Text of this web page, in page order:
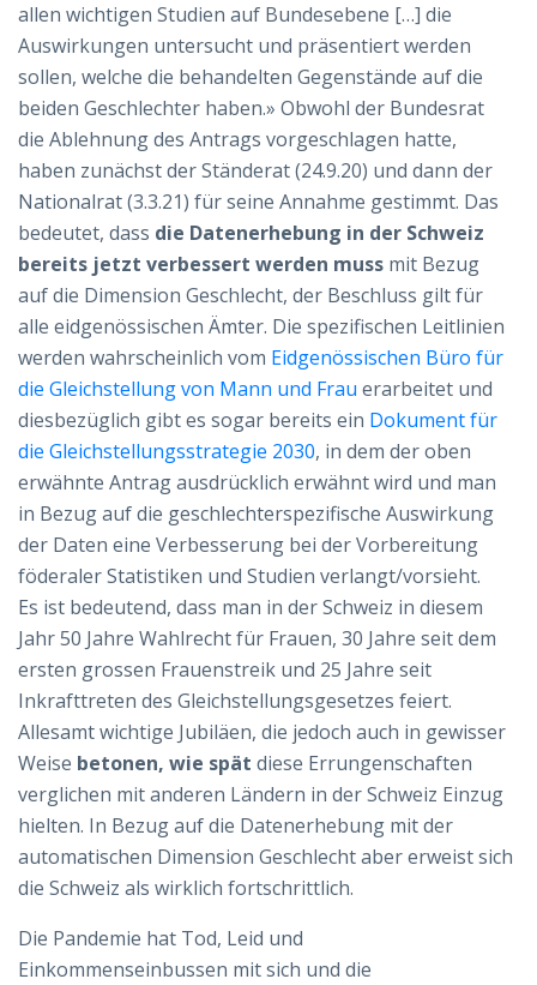
allen wichtigen Studien auf Bundesebene […] die
Auswirkungen untersucht und präsentiert werden
sollen, welche die behandelten Gegenstände auf die
beiden Geschlechter haben.» Obwohl der Bundesrat
die Ablehnung des Antrags vorgeschlagen hatte,
haben zunächst der Ständerat (24.9.20) und dann der
Nationalrat (3.3.21) für seine Annahme gestimmt. Das
bedeutet, dass die Datenerhebung in der Schweiz
bereits jetzt verbessert werden muss mit Bezug
auf die Dimension Geschlecht, der Beschluss gilt für
alle eidgenössischen Ämter. Die spezifischen Leitlinien
werden wahrscheinlich vom Eidgenössischen Büro für
die Gleichstellung von Mann und Frau erarbeitet und
diesbezüglich gibt es sogar bereits ein Dokument für
die Gleichstellungsstrategie 2030, in dem der oben
erwähnte Antrag ausdrücklich erwähnt wird und man
in Bezug auf die geschlechterspezifische Auswirkung
der Daten eine Verbesserung bei der Vorbereitung
föderaler Statistiken und Studien verlangt/vorsieht.
Es ist bedeutend, dass man in der Schweiz in diesem
Jahr 50 Jahre Wahlrecht für Frauen, 30 Jahre seit dem
ersten grossen Frauenstreik und 25 Jahre seit
Inkrafttreten des Gleichstellungsgesetzes feiert.
Allesamt wichtige Jubiläen, die jedoch auch in gewisser
Weise betonen, wie spät diese Errungenschaften
verglichen mit anderen Ländern in der Schweiz Einzug
hielten. In Bezug auf die Datenerhebung mit der
automatischen Dimension Geschlecht aber erweist sich
die Schweiz als wirklich fortschrittlich.
Die Pandemie hat Tod, Leid und
Einkommenseinbussen mit sich und die